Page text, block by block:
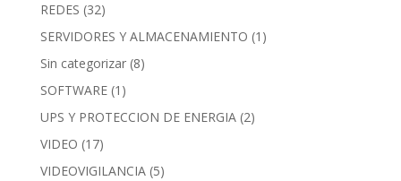
REDES (32)
SERVIDORES Y ALMACENAMIENTO (1)
Sin categorizar (8)
SOFTWARE (1)
UPS Y PROTECCION DE ENERGIA (2)
VIDEO (17)
VIDEOVIGILANCIA (5)